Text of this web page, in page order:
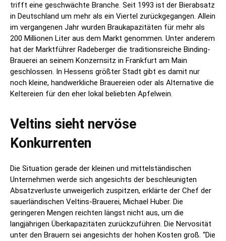
trifft eine geschwächte Branche. Seit 1993 ist der Bierabsatz
in Deutschland um mehr als ein Viertel zurückgegangen. Allein
im vergangenen Jahr wurden Braukapazitäten für mehr als
200 Millionen Liter aus dem Markt genommen. Unter anderem
hat der Marktführer Radeberger die traditionsreiche Binding-
Brauerei an seinem Konzernsitz in Frankfurt am Main
geschlossen. In Hessens größter Stadt gibt es damit nur
noch kleine, handwerkliche Brauereien oder als Alternative die
Keltereien für den eher lokal beliebten Apfelwein.
Veltins sieht nervöse
Konkurrenten
Die Situation gerade der kleinen und mittelständischen
Unternehmen werde sich angesichts der beschleunigten
Absatzverluste unweigerlich zuspitzen, erklärte der Chef der
sauerländischen Veltins-Brauerei, Michael Huber. Die
geringeren Mengen reichten längst nicht aus, um die
langjährigen Überkapazitäten zurückzuführen. Die Nervosität
unter den Brauern sei angesichts der hohen Kosten groß. “Die